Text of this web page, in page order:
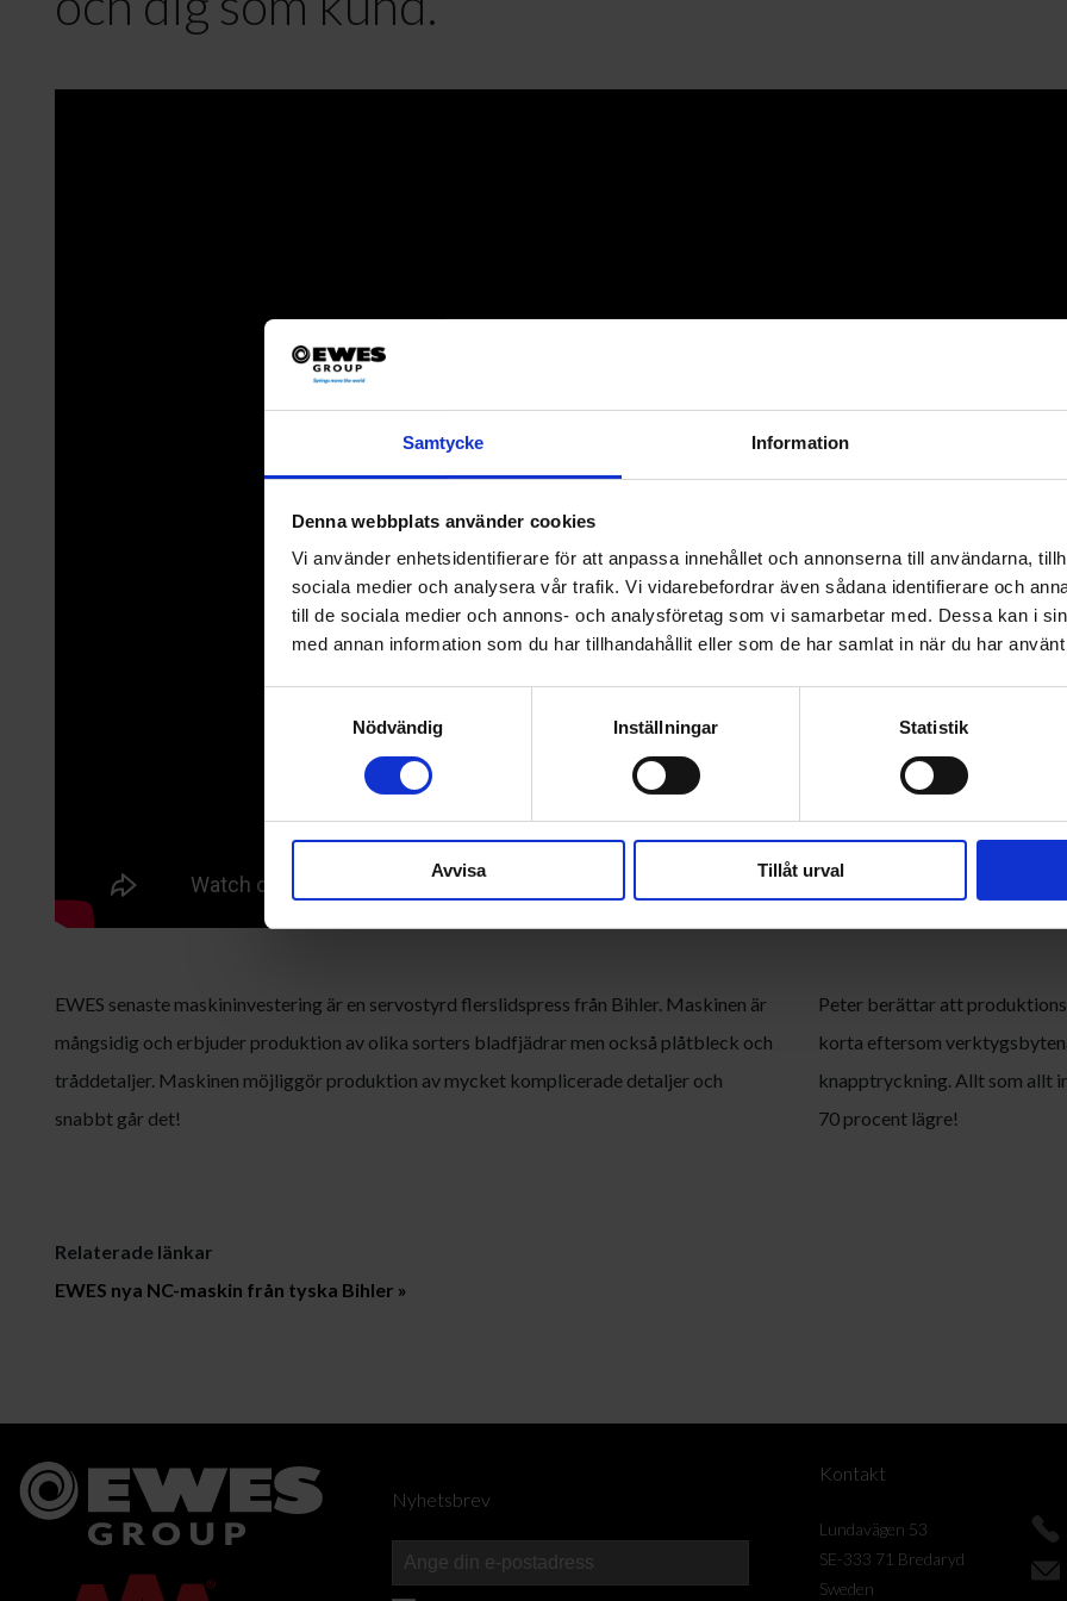
Samtycke Information
Denna webbplats använder cookies
Vi använder enhetsidentifierare för att anpassa innehållet och annonserna till användarna,
sociala medier och analysera vår trafik. Vi vidarebefordrar även sådana identifierare och
till de sociala medier och annons- och analysföretag som vi samarbetar med. Dessa kan i
med annan information som du har tillhandahållit eller som de har samlat in när du har
Nödvändig
Inställningar Statistik
Avvisa Tillåt urval
EWES senaste maskininvestering är en servostyrd flerslidspress från Bihler. Maskinen är
mångsidig och erbjuder produktion av olika sorters bladfjädrar men också plåtbleck och
tråddetaljer. Maskinen möjliggör produktion av mycket komplicerade detaljer och
snabbt går det!
Peter berättar att
korta eftersom
knapptryckning. Allt som allt
70 procent lägre!
Relaterade länkar
EWES nya NC-maskin från tyska Bihler »
Nyhetsbrev
Kontakt
Lundavägen 53
SE-333 71 Bredaryd
Sweden